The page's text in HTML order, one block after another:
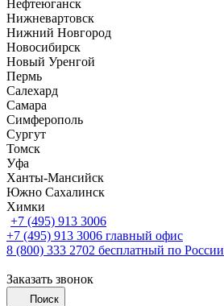
Нефтеюганск
Нижневартовск
Нижний Новгород
Новосибирск
Новый Уренгой
Пермь
Салехард
Самара
Симферополь
Сургут
Томск
Уфа
Ханты-Мансийск
Южно Сахалинск
Химки
+7 (495) 913 3006
+7 (495) 913 3006 главный офис
8 (800) 333 2702 бесплатный по России
Заказать звонок
Поиск